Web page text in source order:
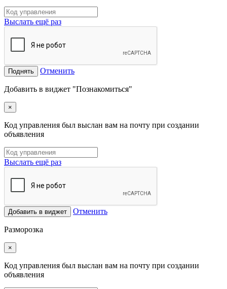
Выслать ещё раз
Поднять Отменить
Добавить в виджет "Познакомиться"
×
Код управления был выслан вам на почту при создании
объявления
Выслать ещё раз
Добавить в виджет Отменить
Разморозка
×
Код управления был выслан вам на почту при создании
объявления